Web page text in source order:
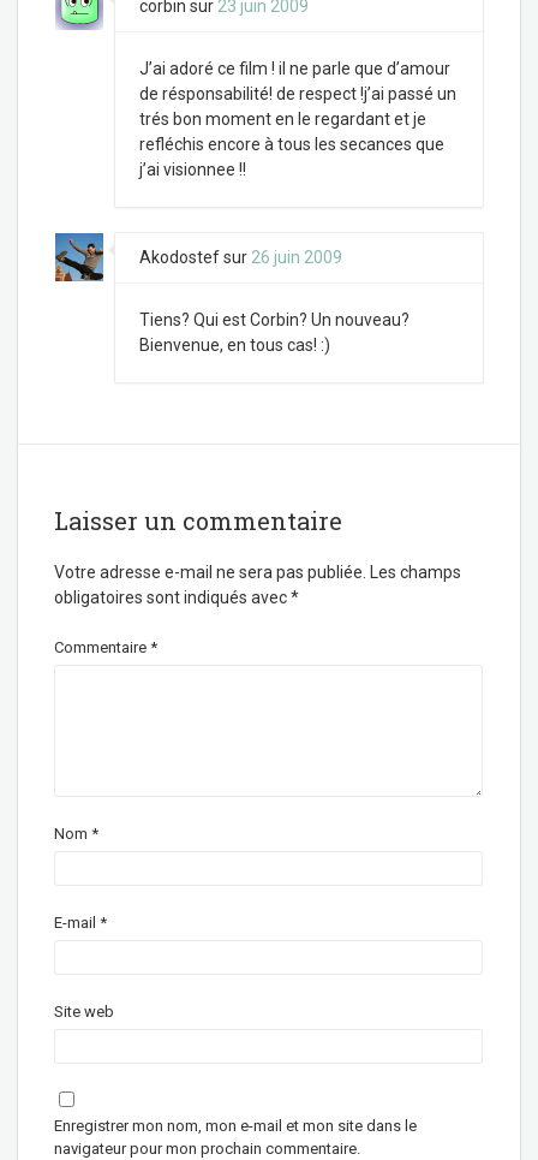
corbin sur 23 juin 2009
J’ai adoré ce film ! il ne parle que d’amour
de résponsabilité! de respect !j’ai passé un
trés bon moment en le regardant et je
refléchis encore à tous les secances que
j’ai visionnee !!
Akodostefsur 26 juin 2009
Tiens? Qui est Corbin? Un nouveau?
Bienvenue, en tous cas! :)
Laisser un commentaire
Votre adresse e-mail ne sera pas publiée.
Les champs
obligatoires sont indiqués avec*
Commentaire *
Nom *
E-mail *
Site web
Enregistrer mon nom, mon e-mail et mon site dans le
navigateur pour mon prochain commentaire.